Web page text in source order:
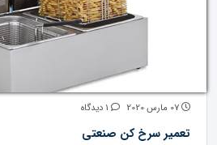
تعمیر سرخ کن صنعتی